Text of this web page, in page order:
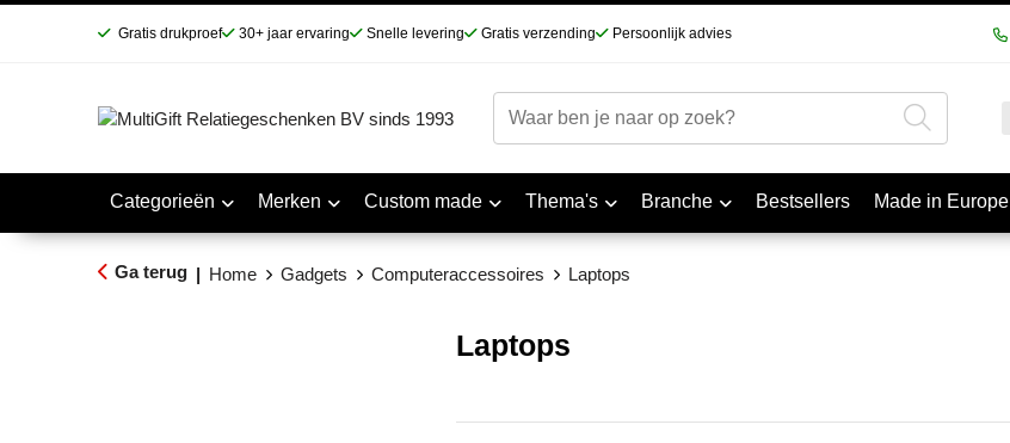
Gratis drukproef 30+ jaar ervaring Snelle levering Gratis verzending Persoonlijk advies
Categorieën Merken Custom made Thema's Branche Bestsellers Made in Europe
Ga terug | Home Gadgets Computeraccessoires Laptops
Laptops